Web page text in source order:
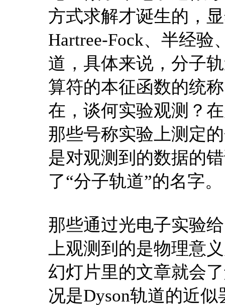
方式求解才诞生的，
Hartree-Fock、半经
道，具体来说，分子
算符的本征函数的统
在，谈何实验观测？
那些号称实验上测定
是对观测到的数据的
了“分子轨道”的名字。
那些通过光电子实验
上观测到的是物理意
幻灯片里的文章就会
况是Dyson轨道的近